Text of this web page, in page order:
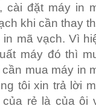
cài đặt máy in
khi cần thay
mã vạch. Vì
máy đó thì
mua máy in
tôi xin trả lời
rẻ là của ôi